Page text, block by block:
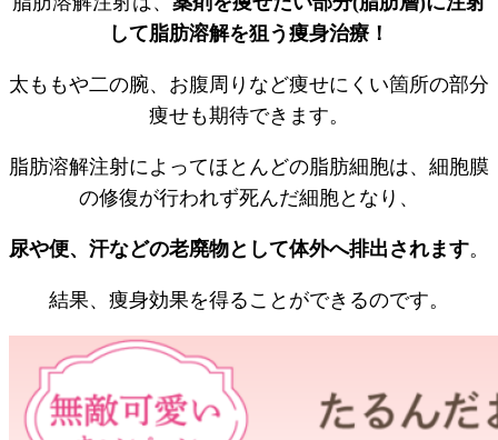
して脂肪溶解を狙う痩身治療！
太ももや二の腕、お腹周りなど痩せにくい箇所の部分
痩せも期待できます。
脂肪溶解注射によってほとんどの脂肪細胞は、細胞膜
の修復が行われず死んだ細胞となり、
尿や便、汗などの老廃物として体外へ排出されます。
結果、痩身効果を得ることができるのです。